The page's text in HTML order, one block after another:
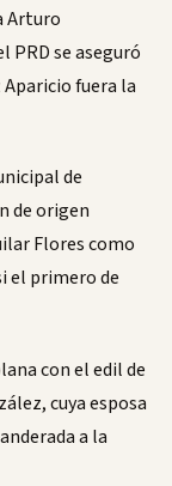
Arturo
PRD se aseguró
Aparicio fuera la
de
de origen
Flores como
el primero de
con el edil de
cuya esposa
a la